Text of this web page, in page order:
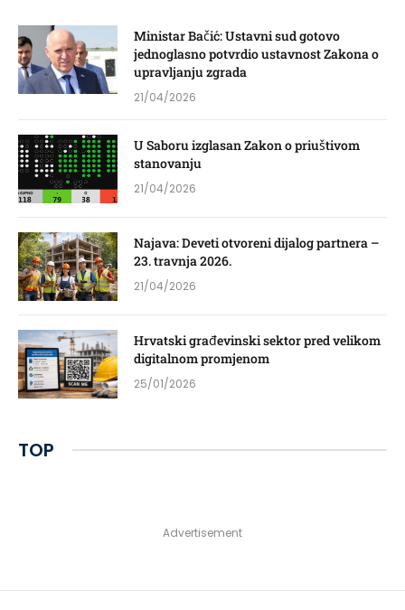
Ministar Bačić: Ustavni sud gotovo
jednoglasno potvrdio ustavnost Zakona o
upravljanju zgrada
21/04/2026
U Saboru izglasan Zakon o priuštivom
stanovanju
21/04/2026
Najava: Deveti otvoreni dijalog partnera –
23. travnja 2026.
21/04/2026
Hrvatski građevinski sektor pred velikom
digitalnom promjenom
25/01/2026
TOP
Advertisement